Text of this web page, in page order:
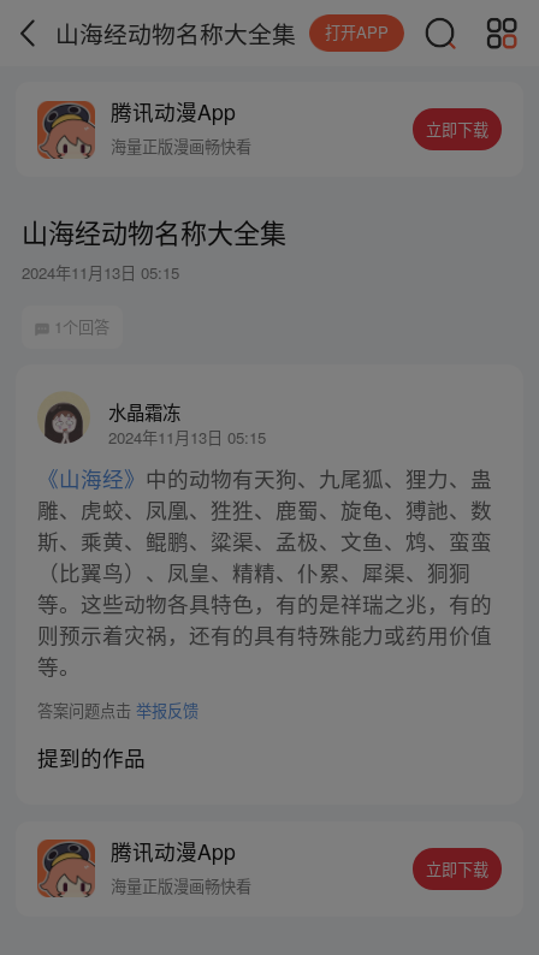
山海经动物名称大全集 打开APP
腾讯动漫App
海量正版漫画畅快看
立即下载
山海经动物名称大全集
2024年11月13日 05:15
1个回答
水晶霜冻
2024年11月13日 05:15
《山海经》 中的动物有天狗、九尾狐、狸力、蛊
雕、虎蛟、凤凰、狌狌、鹿蜀、旋龟、猼訑、数
斯、乘黄、鲲鹏、粱渠、孟极、文鱼、鸩、蛮蛮
（比翼鸟）、凤皇、精精、仆累、犀渠、狪狪
等。这些动物各具特色，有的是祥瑞之兆，有的
则预示着灾祸，还有的具有特殊能力或药用价值
等。
答案问题点击 举报反馈
提到的作品
腾讯动漫App
海量正版漫画畅快看
立即下载